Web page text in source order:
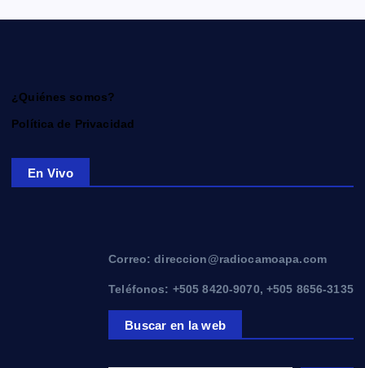
¿Quiénes somos?
Política de Privacidad
En Vivo
Correo: direccion@radiocamoapa.com
Teléfonos: +505 8420-9070, +505 8656-3135
Buscar en la web